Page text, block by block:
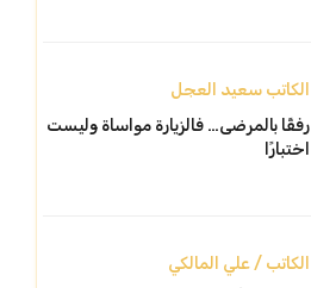
الكاتب سعيد العجل
رفقًا بالمرضى… فالزيارة مواساة وليست
اختبارًا
الكاتب / علي المالكي